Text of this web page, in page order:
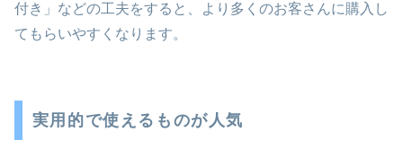
付き」などの工夫をすると、より多くのお客さんに購入し
てもらいやすくなります。
実用的で使えるものが人気